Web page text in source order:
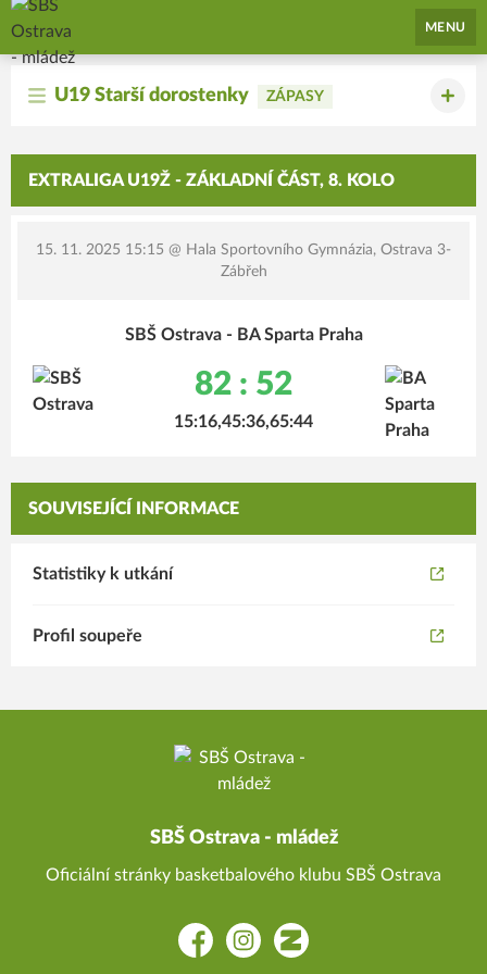
SBŠ Ostrava - mládež
MENU
U19 Starší dorostenky ZÁPASY
EXTRALIGA U19Ž - ZÁKLADNÍ ČÁST, 8. KOLO
15. 11. 2025 15:15 @ Hala Sportovního Gymnázia, Ostrava 3-
Zábřeh
SBŠ Ostrava - BA Sparta Praha
82 : 52
15:16,45:36,65:44
SOUVISEJÍCÍ INFORMACE
Statistiky k utkání
Profil soupeře
SBŠ Ostrava - mládež
Oficiální stránky basketbalového klubu SBŠ Ostrava
FacebookInstagramZonerama